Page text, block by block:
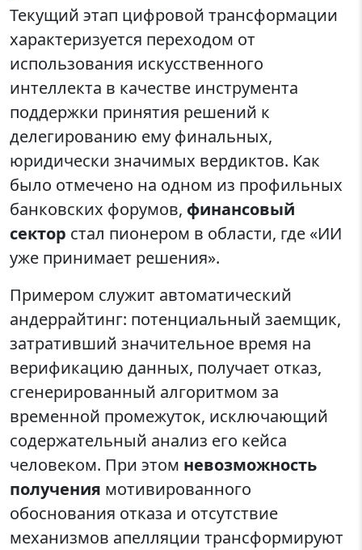
Текущий этап цифровой трансформации
характеризуется переходом от
использования искусственного
интеллекта в качестве инструмента
поддержки принятия решений к
делегированию ему финальных,
юридически значимых вердиктов. Как
было отмечено на одном из профильных
банковских форумов, финансовый
сектор стал пионером в области, где «ИИ
уже принимает решения».
Примером служит автоматический
андеррайтинг: потенциальный заемщик,
затративший значительное время на
верификацию данных, получает отказ,
сгенерированный алгоритмом за
временной промежуток, исключающий
содержательный анализ его кейса
человеком. При этом невозможность
получения мотивированного
обоснования отказа и отсутствие
механизмов апелляции трансформируют